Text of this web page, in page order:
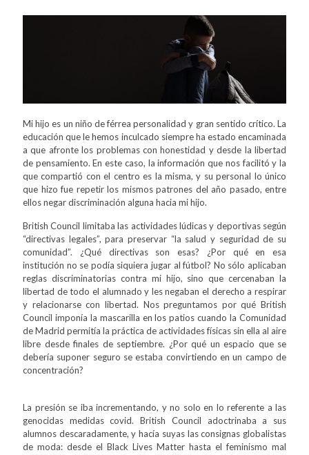
Mi hijo es un niño de férrea personalidad y gran sentido crítico. La
educación que le hemos inculcado siempre ha estado encaminada
a que afronte los problemas con honestidad y desde la libertad
de pensamiento. En este caso, la información que nos facilitó y la
que compartió con el centro es la misma, y su personal lo único
que hizo fue repetir los mismos patrones del año pasado, entre
ellos negar discriminación alguna hacia mi hijo.
British Council limitaba las actividades lúdicas y deportivas según
“directivas legales”, para preservar “la salud y seguridad de su
comunidad”. ¿Qué directivas son esas? ¿Por qué en esa
institución no se podía siquiera jugar al fútbol? No sólo aplicaban
reglas discriminatorias contra mi hijo, sino que cercenaban la
libertad de todo el alumnado y les negaban el derecho a respirar
y relacionarse con libertad. Nos preguntamos por qué British
Council imponía la mascarilla en los patios cuando la Comunidad
de Madrid permitía la práctica de actividades físicas sin ella al aire
libre desde finales de septiembre. ¿Por qué un espacio que se
debería suponer seguro se estaba convirtiendo en un campo de
concentración?
La presión se iba incrementando, y no solo en lo referente a las
genocidas medidas covid. British Council adoctrinaba a sus
alumnos descaradamente, y hacía suyas las consignas globalistas
de moda: desde el Black Lives Matter hasta el feminismo mal